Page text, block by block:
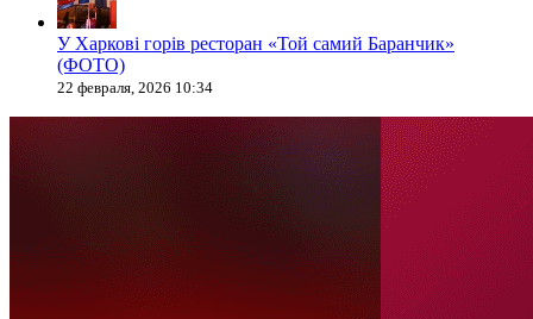
У Харкові горів ресторан «Той самий Баранчик»
(ФОТО)
22 февраля, 2026 10:34